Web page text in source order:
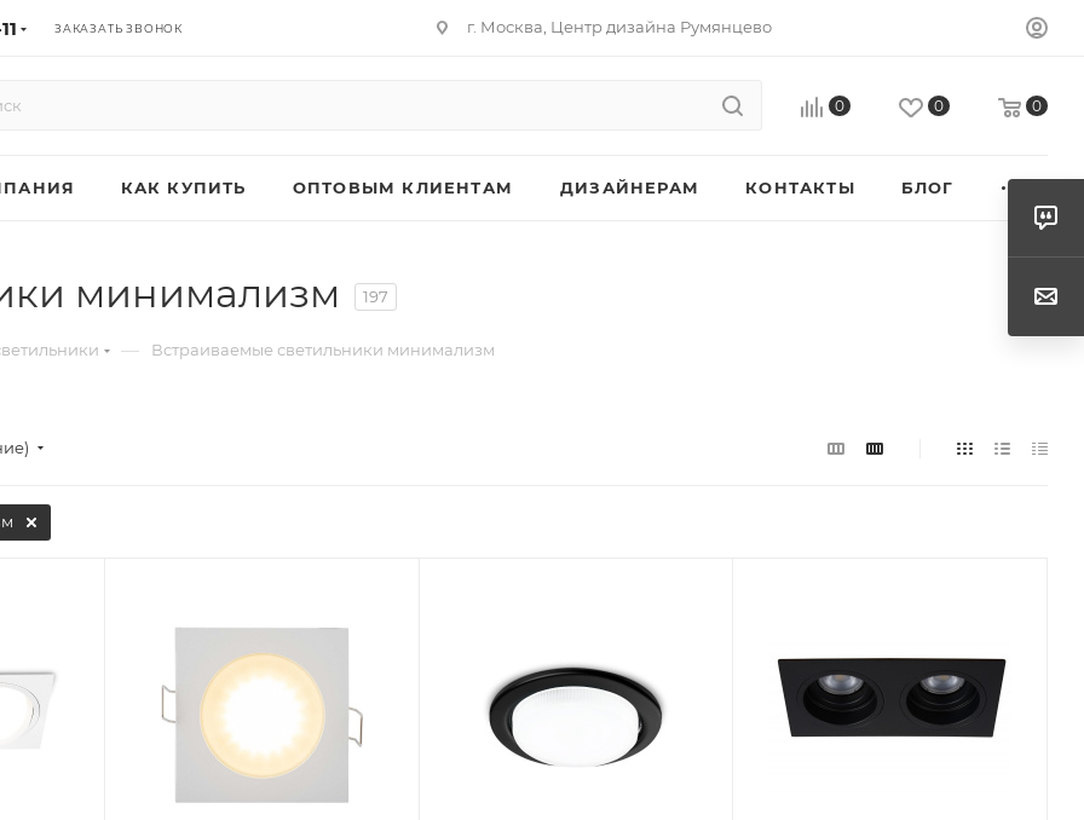
ЗАКАЗАТЬ ЗВОНОК г. Москва, Центр дизайна Румянцево
0 0 0
КАК КУПИТЬ ОПТОВЫМ КЛИЕНТАМ ДИЗАЙНЕРАМ КОНТАКТЫ БЛОГ
минимализм 197
— Встраиваемые светильники минимализм